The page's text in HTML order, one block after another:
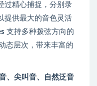
过精心捕捉，分别录
提供最大的音色灵活
支持多种拨弦方向的
态层次，带来丰富的
、尖叫音、自然泛音